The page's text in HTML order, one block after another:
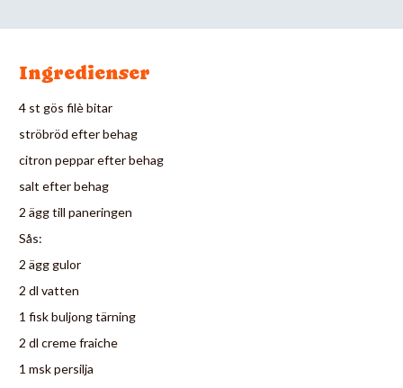
Ingredienser
4 st gös filè bitar
ströbröd efter behag
citron peppar efter behag
salt efter behag
2 ägg till paneringen
Sås:
2 ägg gulor
2 dl vatten
1 fisk buljong tärning
2 dl creme fraiche
1 msk persilja